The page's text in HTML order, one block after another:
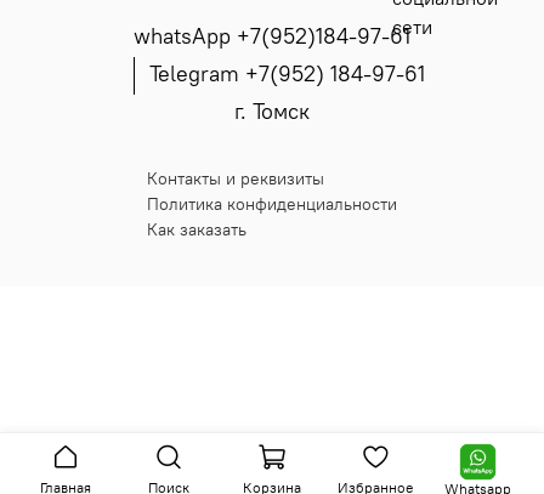
whatsApp +7(952)184-97-61
Telegram +7(952) 184-97-61
г. Томск
Контакты и реквизиты
Политика конфиденциальности
Как заказать
Главная Поиск Корзина Избранное Whatsapp